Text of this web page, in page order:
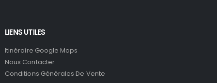
LIENS UTILES
Itinéraire Google Maps
Nous Contacter
Conditions Générales De Vente